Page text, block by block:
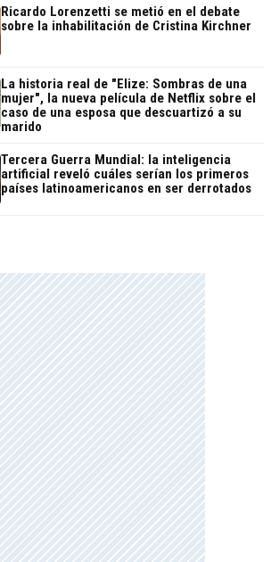
Ricardo Lorenzetti se metió en el debate
sobre la inhabilitación de Cristina Kirchner
La historia real de "Elize: Sombras de una
mujer", la nueva película de Netflix sobre el
caso de una esposa que descuartizó a su
marido
Tercera Guerra Mundial: la inteligencia
artificial reveló cuáles serían los primeros
países latinoamericanos en ser derrotados